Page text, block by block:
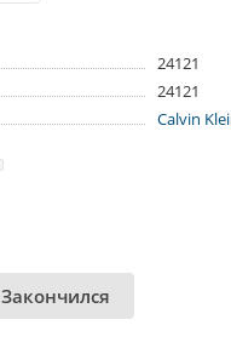
24121
24121
Calvin
Закончился